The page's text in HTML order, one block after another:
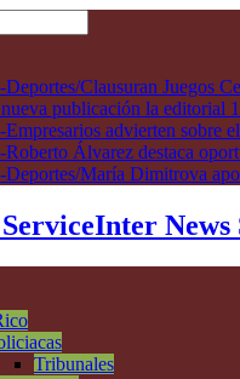
Clausuran Juegos
publicación la editorial
advierten sobre
Álvarez destaca
María Dimitrova
Inter News
Tribunales